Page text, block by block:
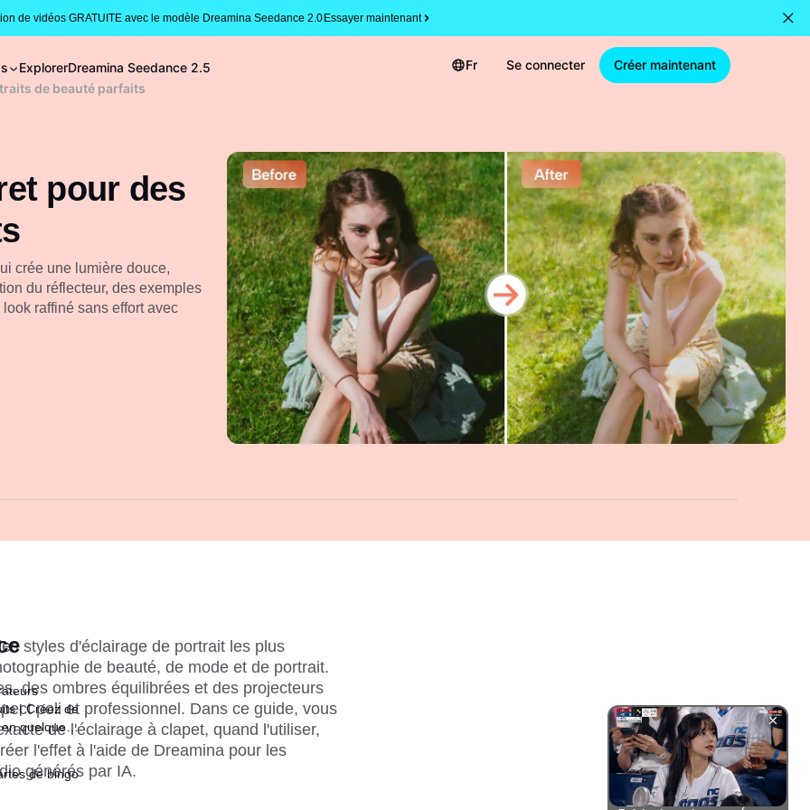
de vidéos GRATUITE avec le modèle Dreamina Seedance 2.0Essayer maintenant
ExplorerDreamina Seedance 2.5 Fr Se connecter
Créer maintenant
de beauté parfaits
pour des
crée une lumière douce,
du réflecteur, des exemples
raffiné sans effort avec
styles d'éclairage de portrait les plus
de beauté, de mode et de portrait.
des ombres équilibrées et des projecteurs
poli et professionnel. Dans ce guide, vous
de l'éclairage à clapet, quand l'utiliser,
l'effet à l'aide de Dreamina pour les
générés par IA.
| Créez de
quelques
de bingo